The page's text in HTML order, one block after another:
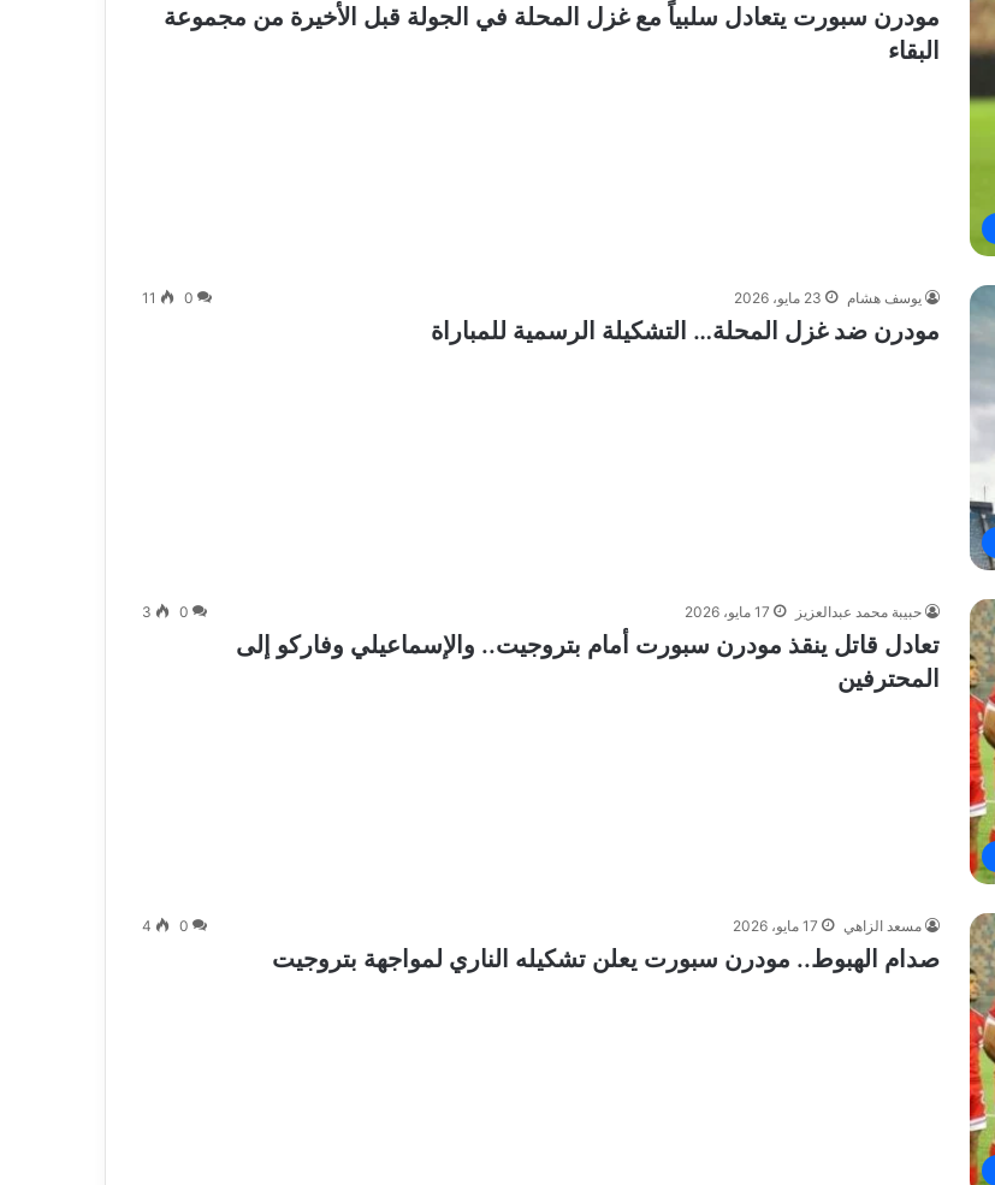
مودرن سبورت يتعادل سلبياً مع غزل المحلة في الجولة قبل الأخيرة من مجموعة
البقاء
يوسف هشام 23 مايو، 2026 0
11
مودرن ضد غزل المحلة… التشكيلة الرسمية للمباراة
حبيبة محمد عبدالعزيز 17 مايو، 2026 0
3
تعادل قاتل ينقذ مودرن سبورت أمام بتروجيت.. والإسماعيلي وفاركو إلى
المحترفين
مسعد الزاهي 17 مايو، 2026 0
4
صدام الهبوط.. مودرن سبورت يعلن تشكيله الناري لمواجهة بتروجيت